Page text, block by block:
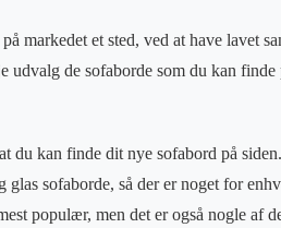
markedet et sted, ved at have lavet
udvalg de sofaborde som du kan
du kan finde dit nye sofabord på
glas sofaborde, så der er noget for
populær, men det er også nogle af